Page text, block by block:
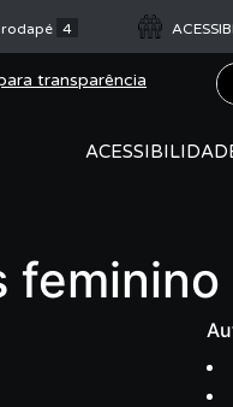
4
transparência
feminino